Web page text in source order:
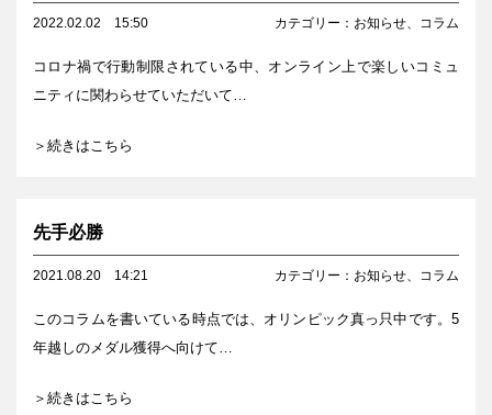
2022.02.02 15:50 カテゴリー： お知らせ、 コラム
コロナ禍で行動制限されている中、オンライン上で楽しいコミュ
ニティに関わらせていただいて…
＞続きはこちら
先手必勝
2021.08.20 14:21 カテゴリー： お知らせ、 コラム
このコラムを書いている時点では、オリンピック真っ只中です。5
年越しのメダル獲得へ向けて…
＞続きはこちら